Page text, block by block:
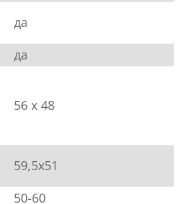
да
да
56 х 48
59,5х51
50-60